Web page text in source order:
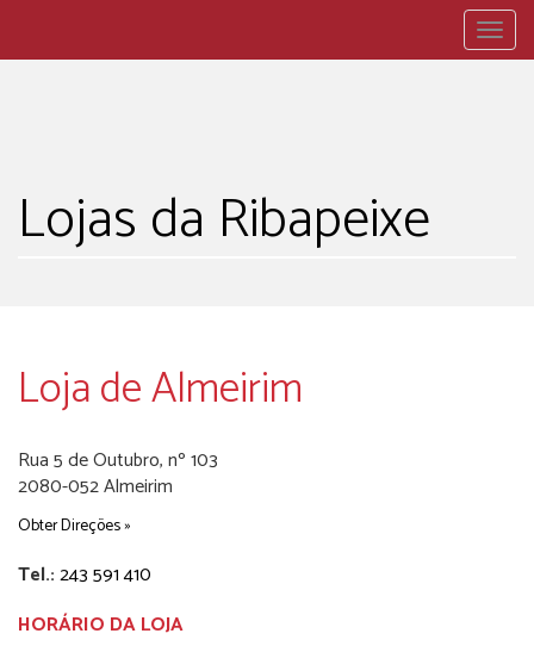
Lojas da Ribapeixe
Loja de Almeirim
Rua 5 de Outubro, nº 103
2080-052 Almeirim
Obter Direções »
Tel.:243 591 410
HORÁRIO DA LOJA